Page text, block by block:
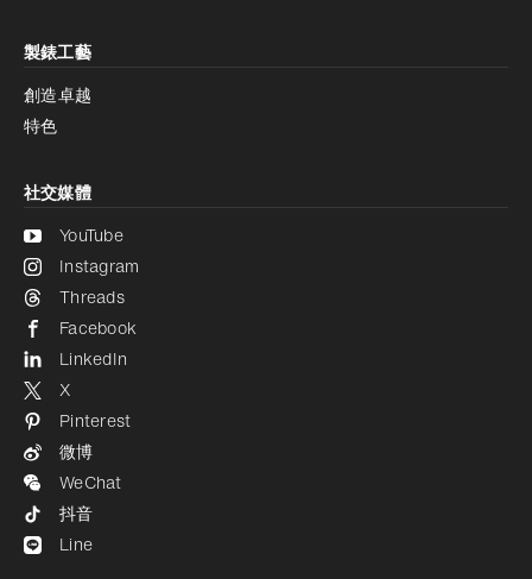
製錶工藝
創造卓越
特色
社交媒體
YouTube
Instagram
Threads
Facebook
LinkedIn
X
Pinterest
微博
WeChat
抖音
Line